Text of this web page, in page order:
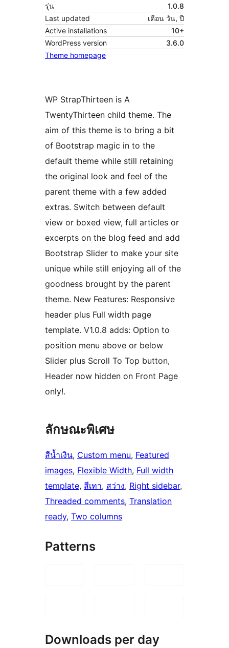
รุ่น
1.0.8
Last updated
เดือน วัน, ปี
Active installations
10+
WordPress version
3.6.0
Theme homepage
WP StrapThirteen is A
TwentyThirteen child theme. The
aim of this theme is to bring a bit
of Bootstrap magic in to the
default theme while still retaining
the original look and feel of the
parent theme with a few added
extras. Switch between default
view or boxed view, full articles or
excerpts on the blog feed and add
Bootstrap Slider to make your site
unique while still enjoying all of the
goodness brought by the parent
theme. New Features: Responsive
header plus Full width page
template. V1.0.8 adds: Option to
position menu above or below
Slider plus Scroll To Top button,
Header now hidden on Front Page
only!.
ลักษณะพิเศษ
สีน้ำเงิน, Custom menu, Featured
images, Flexible Width, Full width
template, สีเทา, สว่าง, Right sidebar
Threaded comments, Translation
ready, Two columns
Patterns
Downloads per day